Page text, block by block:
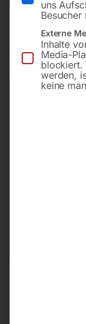
uns
Besucher
Externe
Inhalte
Media-
blockiert.
werden,
keine